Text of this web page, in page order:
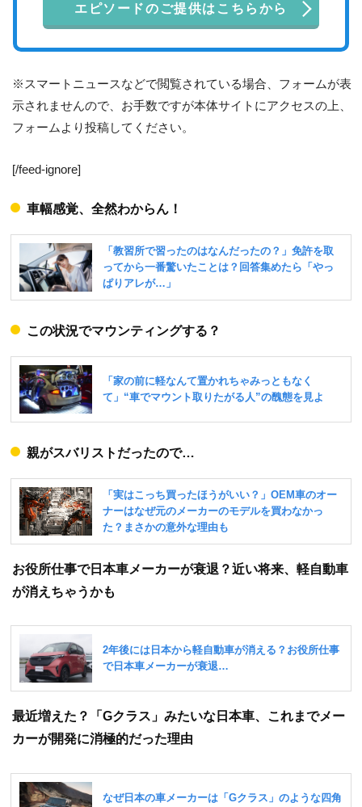
エピソードのご提供はこちらから
※スマートニュースなどで閲覧されている場合、フォームが表
示されませんので、お手数ですが本体サイトにアクセスの上、
フォームより投稿してください。
[/feed-ignore]
車幅感覚、全然わからん！
この状況でマウンティングする？
親がスバリストだったので…
お役所仕事で日本車メーカーが衰退？近い将来、軽自動車
が消えちゃうかも
最近増えた？「Gクラス」みたいな日本車、これまでメー
カーが開発に消極的だった理由